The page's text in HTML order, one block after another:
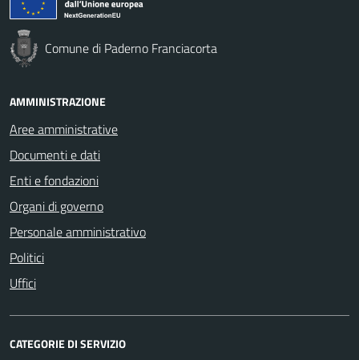
Comune di Paderno Franciacorta
AMMINISTRAZIONE
Aree amministrative
Documenti e dati
Enti e fondazioni
Organi di governo
Personale amministrativo
Politici
Uffici
CATEGORIE DI SERVIZIO